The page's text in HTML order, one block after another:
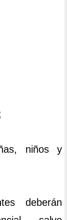
niños y
deberán